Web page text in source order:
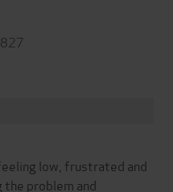
low, frustrated and
the problem and